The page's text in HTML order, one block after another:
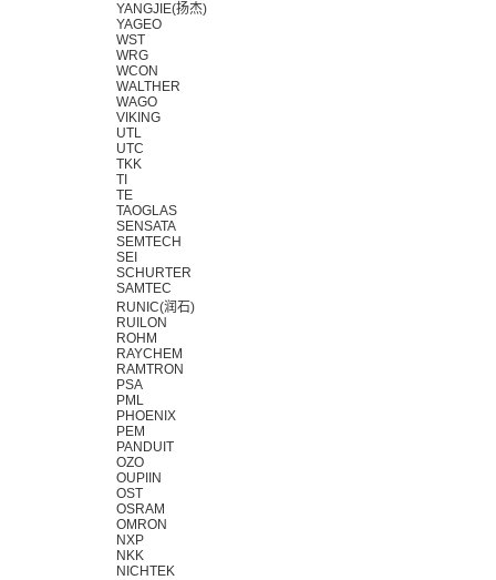
YANGJIE(扬杰)
YAGEO
WST
WRG
WCON
WALTHER
WAGO
VIKING
UTL
UTC
TKK
TI
TE
TAOGLAS
SENSATA
SEMTECH
SEI
SCHURTER
SAMTEC
RUNIC(润石)
RUILON
ROHM
RAYCHEM
RAMTRON
PSA
PML
PHOENIX
PEM
PANDUIT
OZO
OUPIIN
OST
OSRAM
OMRON
NXP
NKK
NICHTEK